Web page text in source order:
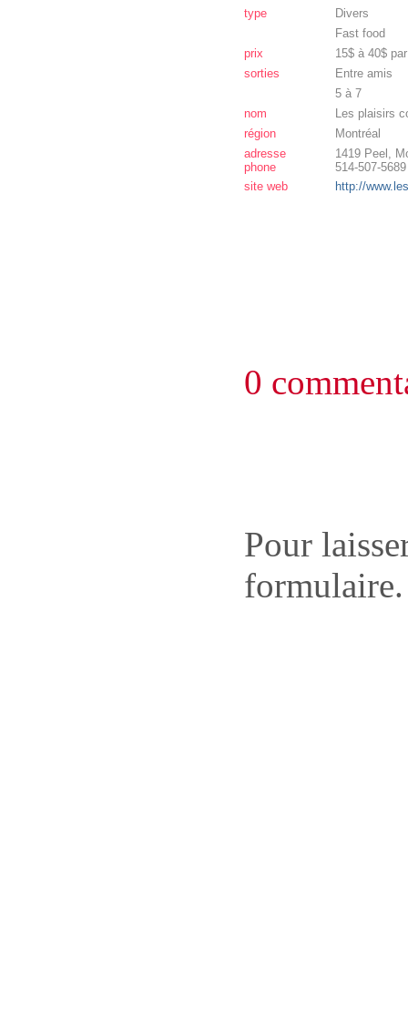
type
Divers
Fast food
prix
15$ à 40$
sorties
Entre amis
5 à 7
nom
Les plaisirs
région
Montréal
adresse
phone
1419 Peel,
514-507-5689
site web
http://
0
Pour
formulaire.